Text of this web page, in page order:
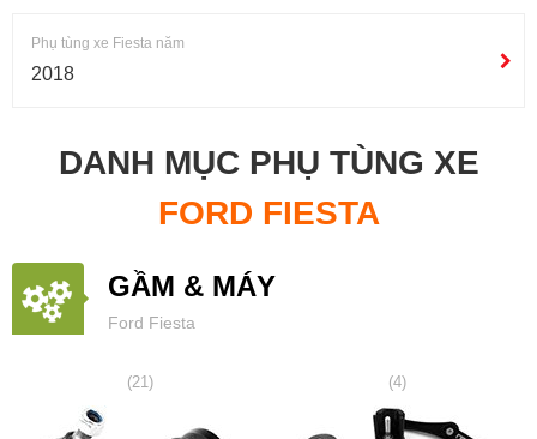
Phụ tùng xe Fiesta năm
2018
DANH MỤC PHỤ TÙNG XE
FORD FIESTA
GẦM & MÁY
Ford Fiesta
(21) (4)